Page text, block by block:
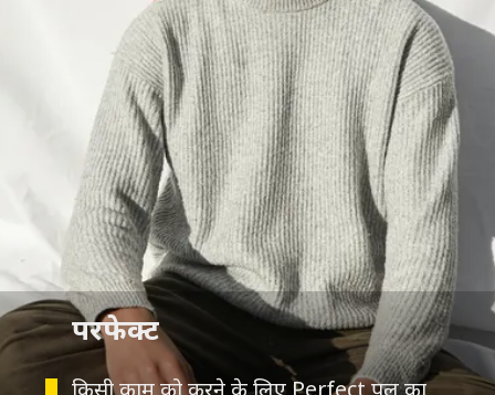
किसी काम को करने के लिए Perfect पल का
परफेक्ट